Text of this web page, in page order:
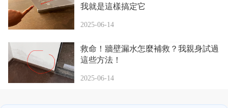
我就是這樣搞定它
2025-06-14
救命！牆壁漏水怎麼補救？我親身試過
這些方法！
2025-06-14